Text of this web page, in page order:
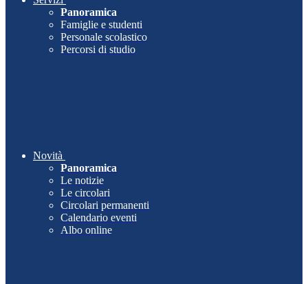
Panoramica
Famiglie e studenti
Personale scolastico
Percorsi di studio
Novità
Panoramica
Le notizie
Le circolari
Circolari permanenti
Calendario eventi
Albo online